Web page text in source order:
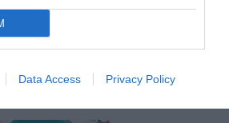
Data Access Privacy Policy